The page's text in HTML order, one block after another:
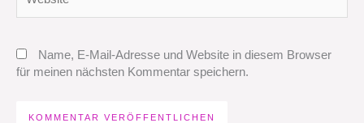
Name, E-Mail-Adresse und Website in diesem Browser
für meinen nächsten Kommentar speichern.